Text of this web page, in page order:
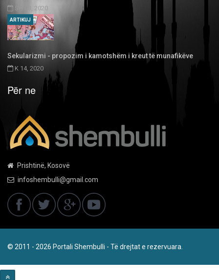
SH 03, 2020
Sekularizmi - propozim i kamotshëm i kreut të munafikëve
K 14, 2020
ARTIKUJ
Për ne
Prishtinë, Kosovë
infoshembulli@gmail.com
© 2011 - 2026 Portali Shembulli - Të drejtat e rezervuara.